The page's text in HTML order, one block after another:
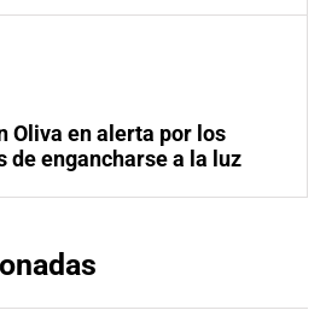
Oliva en alerta por los
de engancharse a la luz